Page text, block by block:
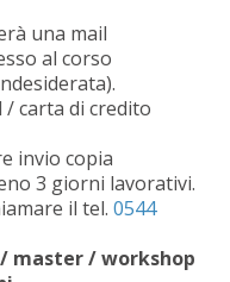
una mail
al corso
carta di credito
invio copia
3 giorni lavorativi.
il tel. 0544
master / workshop